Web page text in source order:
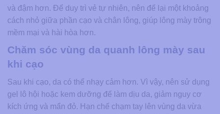
và đậm hơn. Để duy trì vẻ tự nhiên, nên để lại một khoảng
cách nhỏ giữa phần cạo và chân lông, giúp lông mày trông
mềm mại và hài hòa hơn.
Chăm sóc vùng da quanh lông mày sau
khi cạo
Sau khi cạo, da có thể nhạy cảm hơn. Vì vậy, nên sử dụng
gel lô hội hoặc kem dưỡng để làm dịu da, giảm nguy cơ
kích ứng và mẩn đỏ. Hạn chế chạm tay lên vùng da vừa